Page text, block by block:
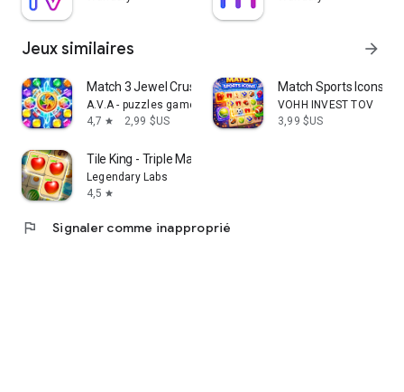
Jeux similaires arrow_forward
Match 3 Jewel Crush & Smash
A.V.A - puzzles games
4,7 star 2,99 $US
Match Sports Icons
VOHH INVEST TOV
3,99 $US
Tile King - Triple Match
Legendary Labs
4,5 star
flag Signaler comme inapproprié